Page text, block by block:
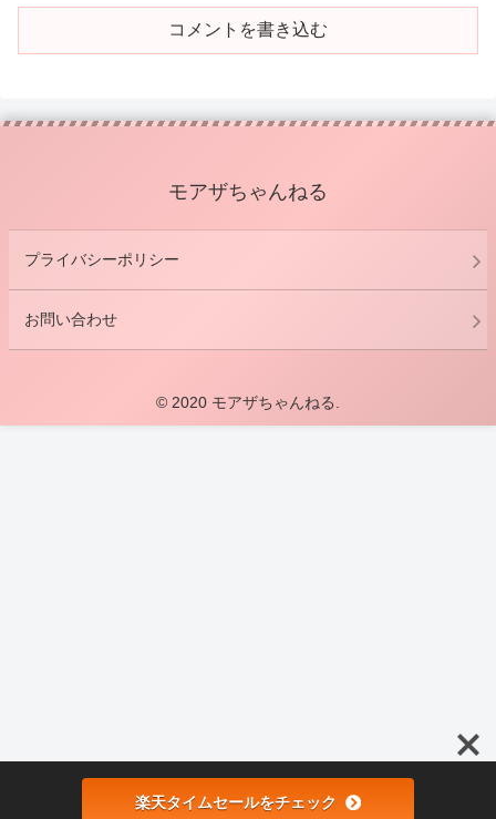
コメントを書き込む
モアザちゃんねる
プライバシーポリシー
お問い合わせ
© 2020 モアザちゃんねる.
楽天タイムセールをチェック